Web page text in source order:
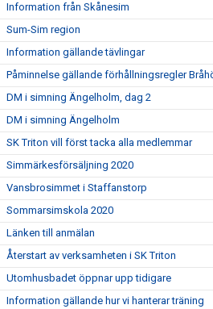
Information från Skånesim
Sum-Sim region
Information gällande tävlingar
Påminnelse gällande förhållningsregler
DM i simning Ängelholm, dag 2
DM i simning Ängelholm
SK Triton vill först tacka alla medlemmar
Simmärkesförsäljning 2020
Vansbrosimmet i Staffanstorp
Sommarsimskola 2020
Länken till anmälan
Återstart av verksamheten i SK Triton
Utomhusbadet öppnar upp tidigare
Information gällande hur vi hanterar träning